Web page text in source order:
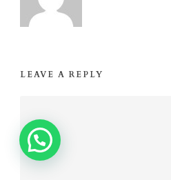
LEAVE A REPLY